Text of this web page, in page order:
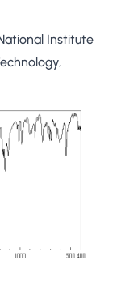
Institute